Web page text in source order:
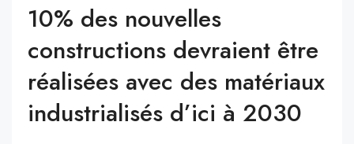
10% des nouvelles
constructions devraient être
réalisées avec des matériaux
industrialisés d’ici à 2030